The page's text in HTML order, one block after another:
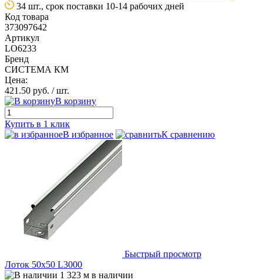
34 шт., срок поставки 10-14 рабочих дней
Код товара
373097642
Артикул
LO6233
Бренд
СИСТЕМА КМ
Цена:
421.50 руб. / шт.
В корзину
Купить в 1 клик
В избранное
К сравнению
Быстрый просмотр
Лоток 50х50 L3000
1 323 м в наличии